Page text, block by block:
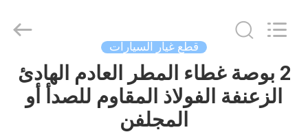
المنزل
TRADE
CO.,LTD.
قطع غيار السيارات
2 بوصة غطاء المطر العادم الهادئ
الزعنفة الفولاذ المقاوم للصدأ أو
المجلفن